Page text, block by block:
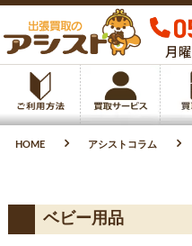
HOME アシストコラム
ベビー用品